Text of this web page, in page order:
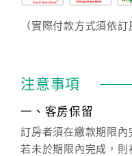
（實際付款方式須依
注意事項
一、客房保留
訂房者須在繳款期限內
若未於期限內完成，則